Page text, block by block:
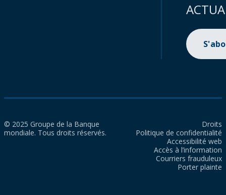
© 2025 Groupe de la Banque
mondiale. Tous droits réservés.
Droits
Politique de confidentialité
Accessibilité web
Accès à l’information
Courriers frauduleux
Porter plainte